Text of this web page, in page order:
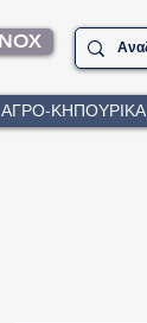
ΑΓΡΟ-ΚΗΠΟΥΡΙΚΑ